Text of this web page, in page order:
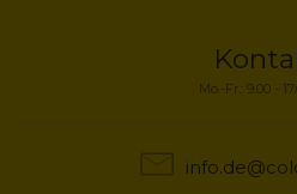
Mo.-Fr.: 9.00 -